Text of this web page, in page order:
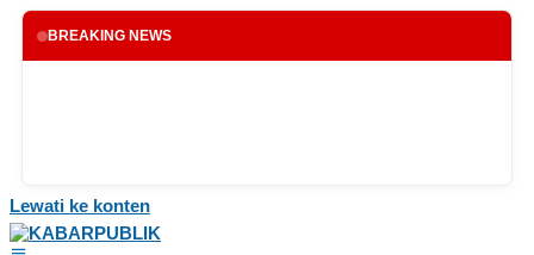
BREAKING NEWS
Lewati ke konten